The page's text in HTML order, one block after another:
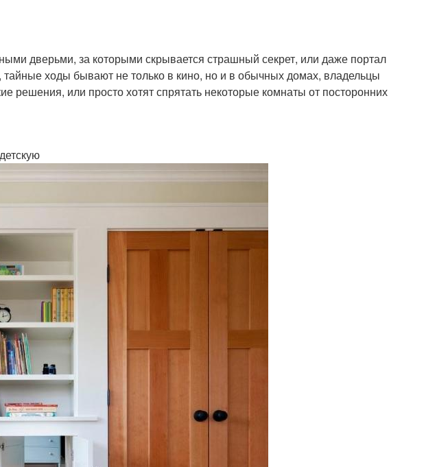
дверьми, за которыми скрывается страшный секрет, или даже портал
тайные ходы бывают не только в кино, но и в обычных домах, владельцы
решения, или просто хотят спрятать некоторые комнаты от посторонних